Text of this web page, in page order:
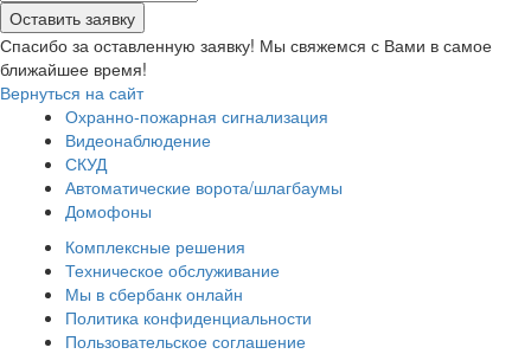
Спасибо за оставленную заявку! Мы свяжемся с Вами в самое
ближайшее время!
Вернуться на сайт
Охранно-пожарная сигнализация
Видеонаблюдение
СКУД
Автоматические ворота/шлагбаумы
Домофоны
Комплексные решения
Техническое обслуживание
Мы в сбербанк онлайн
Политика конфиденциальности
Пользовательское соглашение